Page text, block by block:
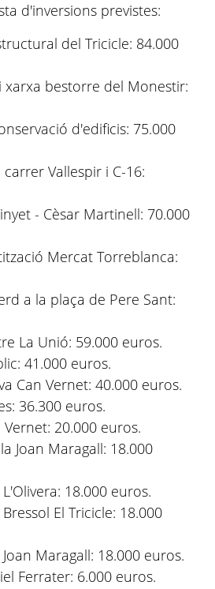
d'inversions previstes:
del Tricicle: 84.000
xarxa bestorre del Monestir:
d'edificis: 75.000
Vallespir i C-16:
- Cèsar Martinell: 70.000
Mercat Torreblanca:
a la plaça de Pere Sant:
La Unió: 59.000 euros.
41.000 euros.
Can Vernet: 40.000 euros.
36.300 euros.
20.000 euros.
Joan Maragall: 18.000
18.000 euros.
El Tricicle: 18.000
Maragall: 18.000 euros.
Ferrater: 6.000 euros.